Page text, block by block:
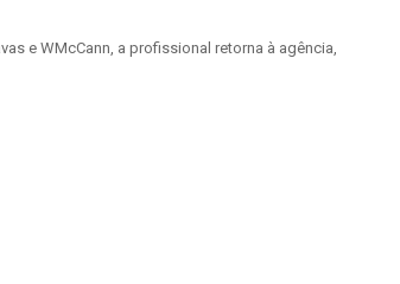
e WMcCann, a profissional retorna à agência,